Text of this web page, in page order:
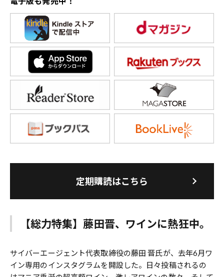
定期購読はこちら
【総力特集】藤田晋、ワインに熱狂中。
サイバーエージェント代表取締役の藤田 晋氏が、去年6月ワ
イン専用のインスタグラムを開設した。日々投稿されるの